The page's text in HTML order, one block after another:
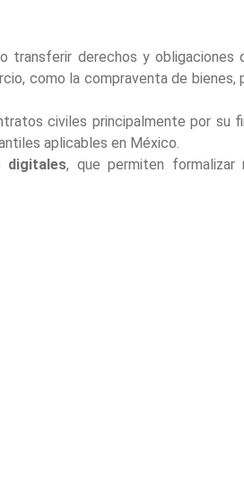
derechos y obligaciones
como la compraventa de bienes,
civiles principalmente por su
aplicables en México.
digitales, que permiten formalizar